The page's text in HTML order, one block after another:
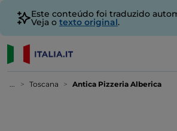
Este conteúdo foi traduzido
Veja o texto original.
... Toscana Antica Pizzeria Alberica